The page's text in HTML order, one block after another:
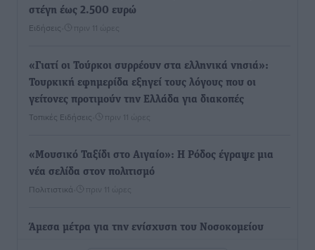
στέγη έως 2.500 ευρώ
Ειδήσεις πριν 11 ώρες
«Γιατί οι Τούρκοι συρρέουν στα ελληνικά νησιά»:
Τουρκική εφημερίδα εξηγεί τους λόγους που οι
γείτονες προτιμούν την Ελλάδα για διακοπές
Τοπικές Ειδήσεις πριν 11 ώρες
«Μουσικό Ταξίδι στο Αιγαίο»: Η Ρόδος έγραψε μια
νέα σελίδα στον πολιτισμό
Πολιτιστικά πριν 11 ώρες
Άμεσα μέτρα για την ενίσχυση του Νοσοκομείου